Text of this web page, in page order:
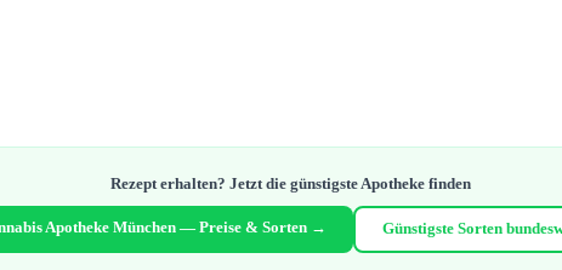
Rezept erhalten? Jetzt die günstigste Apotheke finden
Apotheke München — Preise & Sorten → Günstigste Sorten